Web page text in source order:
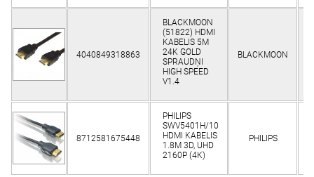
4040849318863
BLACKMOON
(51822) HDMI
KABELIS 5M
24K GOLD
SPRAUDŅI
HIGH SPEED
V1.4
BLACKMOON
8712581675448
PHILIPS
SWV5401H/10
HDMI KABELIS
1.8M 3D, UHD
2160P (4K)
PHILIPS